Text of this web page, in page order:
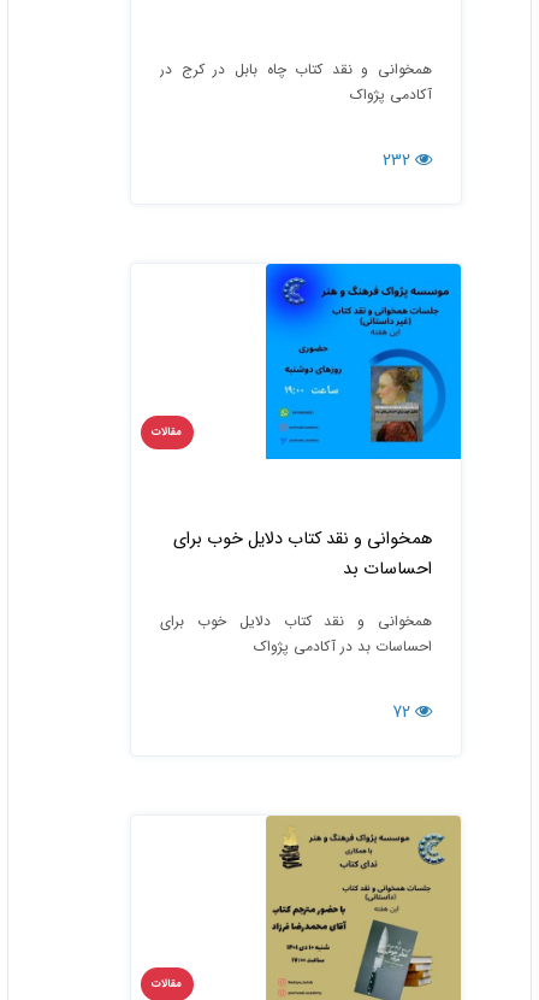
همخوانی و نقد کتاب چاه بابل در کرج در
آکادمی پژواک
مقالات
همخوانی و نقد کتاب دلایل خوب برای
احساسات بد
همخوانی و نقد کتاب دلایل خوب برای
احساسات بد در آکادمی پژواک
مقالات